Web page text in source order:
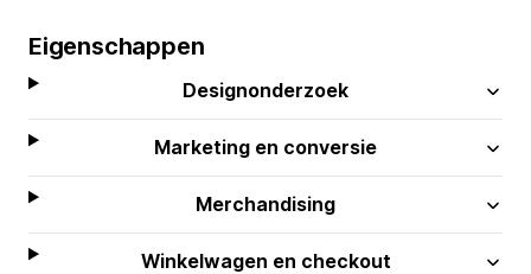
Eigenschappen
Designonderzoek
Marketing en conversie
Merchandising
Winkelwagen en checkout